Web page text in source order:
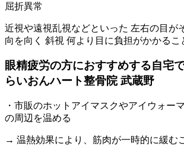
屈折異常
近視や遠視乱視などといった 左右の目が
向を向く 斜視 何より目に負担がかかるこ
眼精疲労の方におすすめする自宅
らいおんハート整骨院 武蔵野
・市販のホットアイマスクやアイウォー
の周辺を温める
→ 温熱効果により、筋肉が一時的に緩む